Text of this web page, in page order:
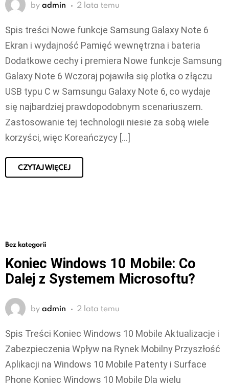
by admin 2 lata temu
Spis treści Nowe funkcje Samsung Galaxy Note 6
Ekran i wydajność Pamięć wewnętrzna i bateria
Dodatkowe cechy i premiera Nowe funkcje Samsung
Galaxy Note 6 Wczoraj pojawiła się plotka o złączu
USB typu C w Samsungu Galaxy Note 6, co wydaje
się najbardziej prawdopodobnym scenariuszem.
Zastosowanie tej technologii niesie za sobą wiele
korzyści, więc Koreańczycy […]
CZYTAJ WIĘCEJ
Bez kategorii
Koniec Windows 10 Mobile: Co
Dalej z Systemem Microsoftu?
by admin 2 lata temu
Spis Treści Koniec Windows 10 Mobile Aktualizacje i
Zabezpieczenia Wpływ na Rynek Mobilny Przyszłość
Aplikacji na Windows 10 Mobile Patenty i Surface
Phone Koniec Windows 10 Mobile Dla wielu